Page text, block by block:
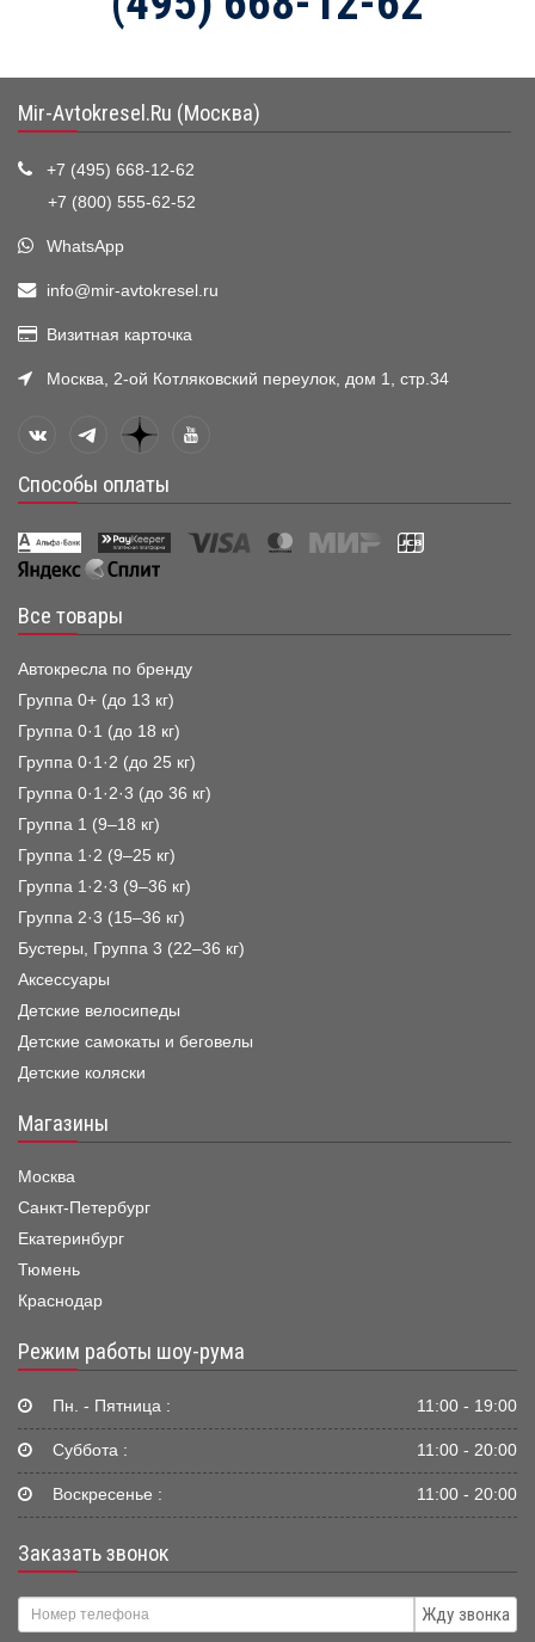
Mir-Avtokresel.Ru (Москва)
+7 (495) 668-12-62
+7 (800) 555-62-52
WhatsApp
info@mir-avtokresel.ru
Визитная карточка
Москва, 2-ой Котляковский переулок, дом 1, стр.34
Способы оплаты
Все товары
Автокресла по бренду
Группа 0+ (до 13 кг)
Группа 0·1 (до 18 кг)
Группа 0·1·2 (до 25 кг)
Группа 0·1·2·3 (до 36 кг)
Группа 1 (9–18 кг)
Группа 1·2 (9–25 кг)
Группа 1·2·3 (9–36 кг)
Группа 2·3 (15–36 кг)
Бустеры, Группа 3 (22–36 кг)
Аксессуары
Детские велосипеды
Детские самокаты и беговелы
Детские коляски
Магазины
Москва
Санкт-Петербург
Екатеринбург
Тюмень
Краснодар
Режим работы шоу-рума
Пн. - Пятница : 11:00 - 19:00
Суббота : 11:00 - 20:00
Воскресенье : 11:00 - 20:00
Заказать звонок
Жду звонка